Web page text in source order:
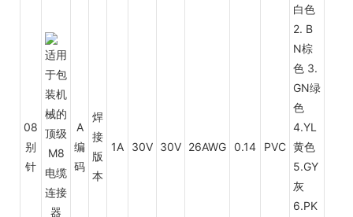
08
别
针
A
编
码
焊
接
版
本
1A 30V 30V 26AWG 0.14 PVC
白色
2. B
N棕
色 3.
GN绿
色
4.YL
黄色
5.GY
灰
6.PK